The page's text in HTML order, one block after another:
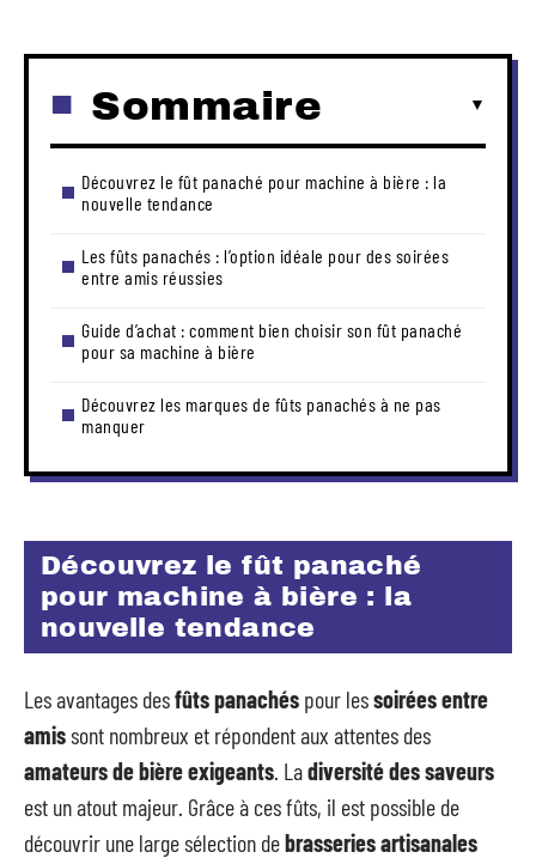
Sommaire
Découvrez le fût panaché pour machine à bière : la
nouvelle tendance
Les fûts panachés : l’option idéale pour des soirées
entre amis réussies
Guide d’achat : comment bien choisir son fût panaché
pour sa machine à bière
Découvrez les marques de fûts panachés à ne pas
manquer
Découvrez le fût panaché
pour machine à bière : la
nouvelle tendance
Les avantages desfûts panachés pour lessoirées entre
amissont nombreux et répondent aux attentes des
amateurs de bière exigeants . Ladiversité des saveurs
est un atout majeur. Grâce à ces fûts, il est possible de
découvrir une large sélection debrasseries artisanales